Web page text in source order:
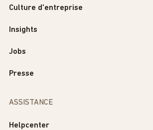
Culture d'entreprise
Insights
Jobs
Presse
ASSISTANCE
Helpcenter